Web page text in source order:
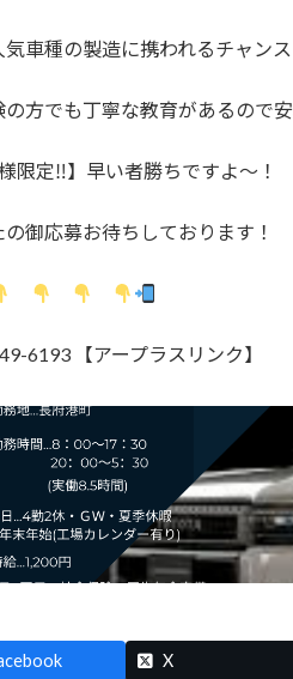
気車種の製造に携われるチャンス
の方でも丁寧な教育があるので
様限定‼】早い者勝ちですよ～！
の御応募お待ちしております！
6193 【アープラスリンク】
X